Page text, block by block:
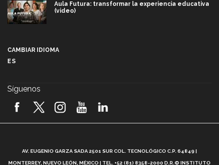
Aula Futura: transformar la experiencia educativa
(video)
2026! (video)
¿Cómo es el Modelo Educativo Tec? (video)
CAMBIAR IDIOMA
ES
Síguenos
AV. EUGENIO GARZA SADA 2501 SUR COL. TECNOLÓGICO C.P. 64849 |
MONTERREY, NUEVO LEÓN, MÉXICO | TEL. +52 (81) 8358-2000 D.R.© INSTITUTO